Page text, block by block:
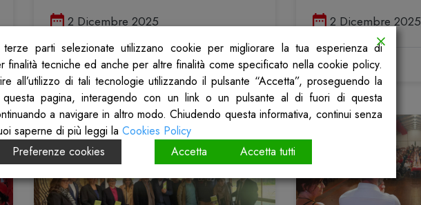
Pubblicato il
2 Dicembre 2025
Scopri
Pubblicato il
2 Dicembre 2025
Scopri
parti selezionate utilizzano cookie per migliorare la tua esperienza di
finalità tecniche ed anche per altre finalità come specificato nella cookie policy.
all’utilizzo di tali tecnologie utilizzando il pulsante “Accetta”, proseguendo la
questa pagina, interagendo con un link o un pulsante al di fuori di questa
a navigare in altro modo. Chiudendo questa informativa, continui senza
saperne di più leggi la Cookies Policy
Preferenze cookies Accetta Accetta tutti